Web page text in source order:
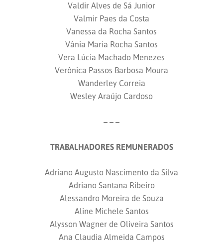
Valdir Alves de Sá Junior
Valmir Paes da Costa
Vanessa da Rocha Santos
Vânia Maria Rocha Santos
Vera Lúcia Machado Menezes
Verônica Passos Barbosa Moura
Wanderley Correia
Wesley Araújo Cardoso
– – –
TRABALHADORES REMUNERADOS
Adriano Augusto Nascimento da Silva
Adriano Santana Ribeiro
Alessandro Moreira de Souza
Aline Michele Santos
Alysson Wagner de Oliveira Santos
Ana Claudia Almeida Campos